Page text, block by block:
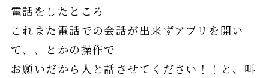
電話をしたところ
これまた電話での会話が出来ずアプリを開い
て、、とかの操作で
お願いだから人と話させてください！！と、叫